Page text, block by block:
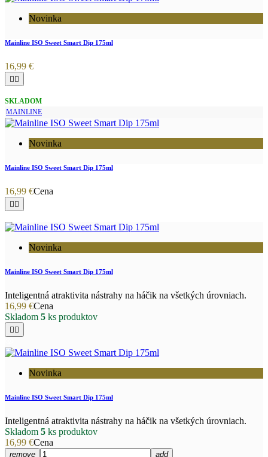
Novinka
Mainline ISO Sweet Smart Dip 175ml
16,99 €

SKLADOM
MAINLINE
Novinka
Mainline ISO Sweet Smart Dip 175ml
16,99 €Cena

Novinka
Mainline ISO Sweet Smart Dip 175ml
Inteligentná atraktivita nástrahy na háčik na všetkých úrovniach.
16,99 €Cena
Skladom 5 ks produktov

Novinka
Mainline ISO Sweet Smart Dip 175ml
Inteligentná atraktivita nástrahy na háčik na všetkých úrovniach.
Skladom 5 ks produktov
16,99 €Cena
remove add